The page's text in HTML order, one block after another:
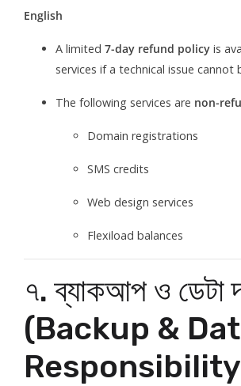
English
A limited 7-day refund policy is
services if a technical issue cannot
The following services are non-
Domain registrations
SMS credits
Web design services
Flexiload balances
৭. ব্যাকআপ ও ডেটা
(Backup &